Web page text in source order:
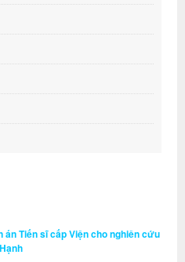
án Tiến sĩ cấp Viện cho nghiên cứu